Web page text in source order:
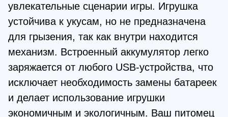
увлекательные сценарии игры. Игрушка
устойчива к укусам, но не предназначена
для грызения, так как внутри находится
механизм. Встроенный аккумулятор легко
заряжается от любого USB-устройства, что
исключает необходимость замены батареек
и делает использование игрушки
экономичным и экологичным. Ваш питомец